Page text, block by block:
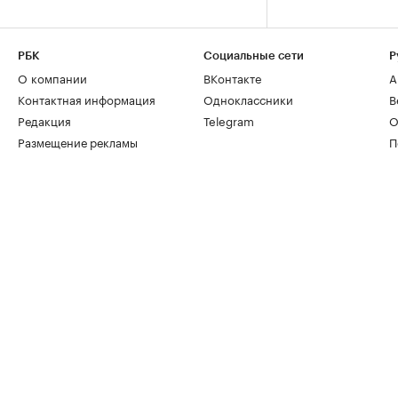
РБК
О компании
Контактная информация
Редакция
Размещение рекламы
Социальные сети
ВКонтакте
Одноклассники
Telegram